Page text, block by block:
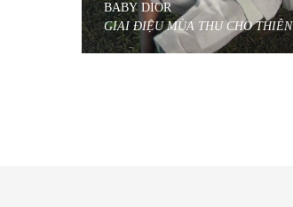
BABY DIOR
GIAI ĐIỆU MÙA THU CHO THIÊN
THẦN NHỎ